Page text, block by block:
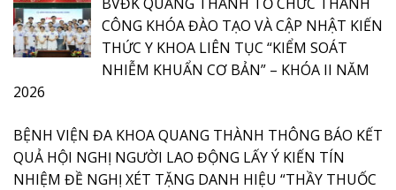
CÔNG KHÓA ĐÀO TẠO VÀ CẬP NHẬT KIẾN
THỨC Y KHOA LIÊN TỤC “KIỂM SOÁT
NHIỄM KHUẨN CƠ BẢN” – KHÓA II NĂM
2026
BỆNH VIỆN ĐA KHOA QUANG THÀNH THÔNG BÁO KẾT
QUẢ HỘI NGHỊ NGƯỜI LAO ĐỘNG LẤY Ý KIẾN TÍN
NHIỆM ĐỀ NGHỊ XÉT TẶNG DANH HIỆU “THẦY THUỐC